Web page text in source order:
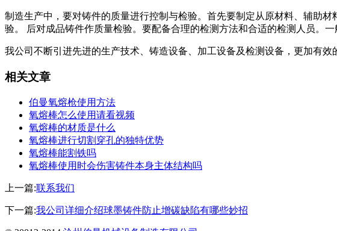
制造生产中，要对铸件的质量进行控制与检验。首先要制定从原材料、辅助
验。 后对成品铸件作质量检验。要配备合理的检测方法和合适的检测人员。
我公司不断引进先进的生产技术、铸造设备、加工设备及检测设备，更加有效
相关文章
伯曼氧熔枪使用方法
氧熔棒怎么使用请看视频
氧熔棒的材质是什么
氧熔棒进行切割穿孔的独特优势
氧熔棒能割铁吗
氧熔棒使用时会伤害铸件本身主体结构吗
上一篇:联系我们
下一篇:我公司详细介绍球墨铸件防止增碳缺陷有哪些妙招